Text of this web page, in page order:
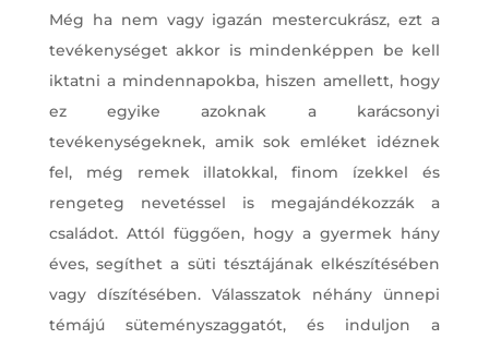
Még ha nem vagy igazán mestercukrász, ezt a
tevékenységet akkor is mindenképpen be kell
iktatni a mindennapokba, hiszen amellett, hogy
ez egyike azoknak a karácsonyi
tevékenységeknek, amik sok emléket idéznek
fel, még remek illatokkal, finom ízekkel és
rengeteg nevetéssel is megajándékozzák a
családot. Attól függően, hogy a gyermek hány
éves, segíthet a süti tésztájának elkészítésében
vagy díszítésében. Válasszatok néhány ünnepi
témájú süteményszaggatót, és induljon a